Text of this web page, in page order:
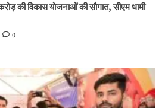
की विकास योजनाओं की सौगात, सीएम धामी
0